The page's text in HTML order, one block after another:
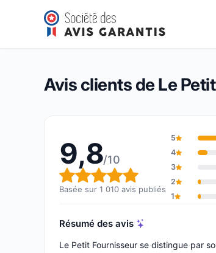
Le Petit Fournisseur
Note globale : 9,8 sur 10
9,8/10(1 010 avis)
Avis clients de Le
9,8/10
Note globale : 9,8 sur
Basée sur 1 010 avis publiés
5
4
3
2
1
Résumé des avis
Le Petit Fournisseur se distingue par